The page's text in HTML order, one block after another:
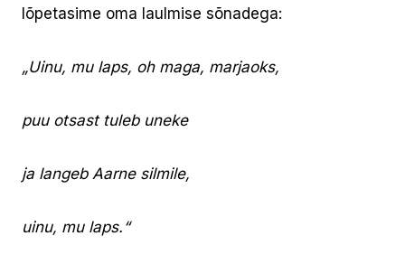
lõpetasime oma laulmise sõnadega:
„Uinu, mu laps, oh maga, marjaoks,
puu otsast tuleb uneke
ja langeb Aarne silmile,
uinu, mu laps.“